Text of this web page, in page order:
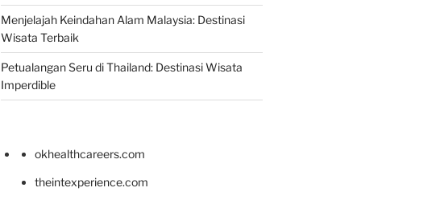
Menjelajah Keindahan Alam Malaysia: Destinasi
Wisata Terbaik
Petualangan Seru di Thailand: Destinasi Wisata
Imperdible
okhealthcareers.com
theintexperience.com